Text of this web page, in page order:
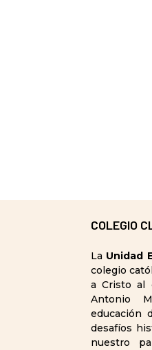
COLEGIO
La Unidad
colegio
a Cristo al
Antonio
educación
desafíos
nuestro